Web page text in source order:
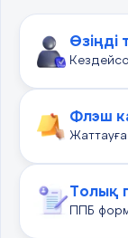
Өзіңді
Флэш
Толық
ППБ